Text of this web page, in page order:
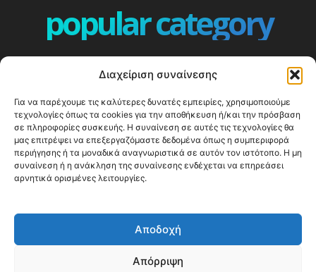
Διαχείριση συναίνεσης
Για να παρέχουμε τις καλύτερες δυνατές εμπειρίες, χρησιμοποιούμε
τεχνολογίες όπως τα cookies για την αποθήκευση ή/και την πρόσβαση
σε πληροφορίες συσκευής. Η συναίνεση σε αυτές τις τεχνολογίες θα
μας επιτρέψει να επεξεργαζόμαστε δεδομένα όπως η συμπεριφορά
περιήγησης ή τα μοναδικά αναγνωριστικά σε αυτόν τον ιστότοπο. Η μη
συναίνεση ή η ανάκληση της συναίνεσης ενδέχεται να επηρεάσει
αρνητικά ορισμένες λειτουργίες.
Αποδοχή
Απόρριψη
popular category
360
ΕΥΡΩΠΗ
332
ΚΟΣΜΟΣ - WORLD
328
Top10
303
Cool spots
ΝΗΣΙΑ
244